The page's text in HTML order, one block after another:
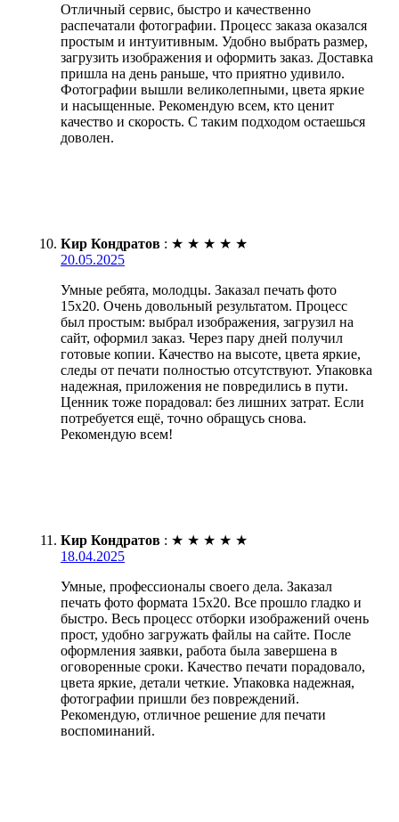
Отличный сервис, быстро и качественно
распечатали фотографии. Процесс заказа оказался
простым и интуитивным. Удобно выбрать размер,
загрузить изображения и оформить заказ. Доставка
пришла на день раньше, что приятно удивило.
Фотографии вышли великолепными, цвета яркие
и насыщенные. Рекомендую всем, кто ценит
качество и скорость. С таким подходом остаешься
доволен.
Кир Кондратов : ★ ★ ★ ★ ★
20.05.2025
Умные ребята, молодцы. Заказал печать фото
15х20. Очень довольный результатом. Процесс
был простым: выбрал изображения, загрузил на
сайт, оформил заказ. Через пару дней получил
готовые копии. Качество на высоте, цвета яркие,
следы от печати полностью отсутствуют. Упаковка
надежная, приложения не повредились в пути.
Ценник тоже порадовал: без лишних затрат. Если
потребуется ещё, точно обращусь снова.
Рекомендую всем!
Кир Кондратов : ★ ★ ★ ★ ★
18.04.2025
Умные, профессионалы своего дела. Заказал
печать фото формата 15х20. Все прошло гладко и
быстро. Весь процесс отборки изображений очень
прост, удобно загружать файлы на сайте. После
оформления заявки, работа была завершена в
оговоренные сроки. Качество печати порадовало,
цвета яркие, детали четкие. Упаковка надежная,
фотографии пришли без повреждений.
Рекомендую, отличное решение для печати
воспоминаний.